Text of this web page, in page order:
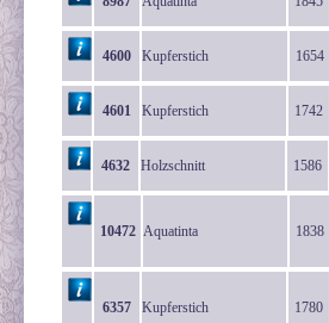
4600 Kupferstich 1654
4601 Kupferstich 1742
4632 Holzschnitt 1586
10472 Aquatinta 1838
6357 Kupferstich 1780